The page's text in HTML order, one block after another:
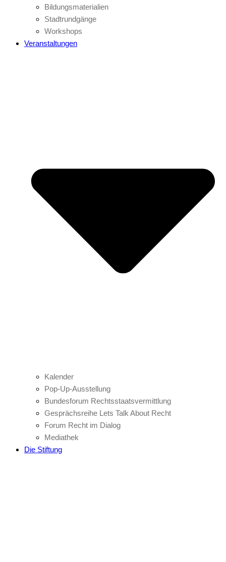
Bildungsmaterialien
Stadtrundgänge
Workshops
Veranstaltungen
Kalender
Pop-Up-Ausstellung
Bundesforum Rechtsstaatsvermittlung
Gesprächsreihe Lets Talk About Recht
Forum Recht im Dialog
Mediathek
Die Stiftung